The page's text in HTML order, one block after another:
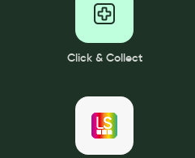
Click & Collect